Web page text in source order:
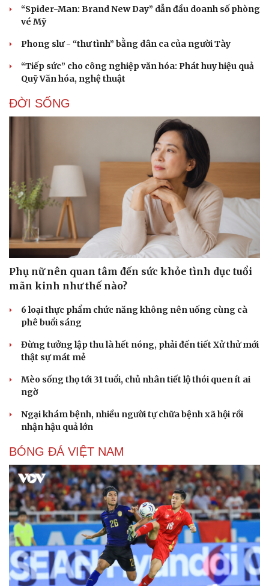
Văn hóa
Sân khấu - Điện ảnh
Âm nhạc
Di sản
Giải trí
Nghệ sĩ
Thời trang
Sao Việt
“Spider-Man: Brand New Day” dẫn đầu doanh số phòng
vé Mỹ
Phong slư - “thư tình” bằng dân ca của người Tày
“Tiếp sức” cho công nghiệp văn hóa: Phát huy hiệu quả
Quỹ Văn hóa, nghệ thuật
ĐỜI SỐNG
Phụ nữ nên quan tâm đến sức khỏe tình dục tuổi
mãn kinh như thế nào?
6 loại thực phẩm chức năng không nên uống cùng cà
phê buổi sáng
Đừng tưởng lập thu là hết nóng, phải đến tiết Xử thử mới
thật sự mát mẻ
Mèo sống thọ tới 31 tuổi, chủ nhân tiết lộ thói quen ít ai
ngờ
Ngại khám bệnh, nhiều người tự chữa bệnh xã hội rồi
nhận hậu quả lớn
BÓNG ĐÁ VIỆT NAM